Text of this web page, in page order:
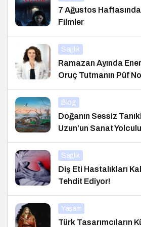
7 Ağustos
Filmler
Sağlık
Ramazan Ayında
Oruç Tutmanın Püf
Blog
Doğanın Sessiz
Uzun’un Sanat
Sağlık
Diş Eti Hastalıkları
Tehdit Ediyor!
Yaşam
Türk Tasarımcıların